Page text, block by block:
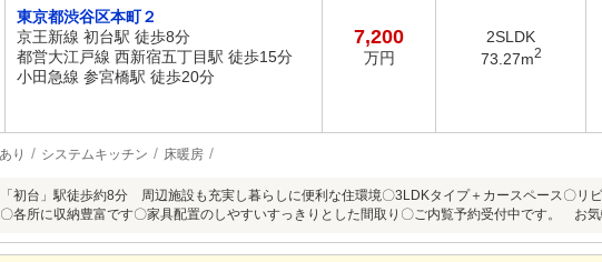
東京都渋谷区本町２
京王新線 初台駅 徒歩8分
都営大江戸線 西新宿五丁目駅 徒歩15分
小田急線 参宮橋駅 徒歩20分
7,200
万円
2SLDK
73.27m2
り システムキッチン 床暖房
初台」駅徒歩約8分 周辺施設も充実し暮らしに便利な住環境〇3LDKタイプ＋カースペース〇リ
各所に収納豊富です〇家具配置のしやすいすっきりとした間取り〇ご内覧予約受付中です。 お気